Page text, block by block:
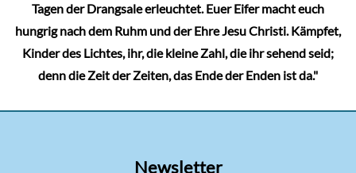
Tagen der Drangsale erleuchtet. Euer Eifer macht euch
hungrig nach dem Ruhm und der Ehre Jesu Christi. Kämpfet,
Kinder des Lichtes, ihr, die kleine Zahl, die ihr sehend seid;
denn die Zeit der Zeiten, das Ende der Enden ist da."
Newsletter